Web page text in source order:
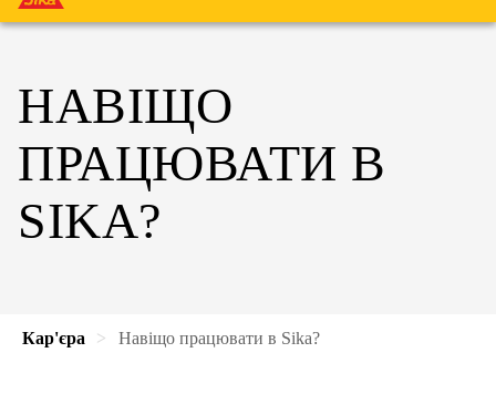
НАВІЩО
ПРАЦЮВАТИ В
SIKA?
Кар'єра Навіщо працювати в Sika?